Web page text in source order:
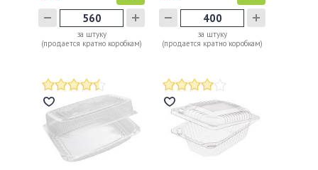
за штуку
(продается кратно коробкам)
за штуку
(продается кратно коробкам)